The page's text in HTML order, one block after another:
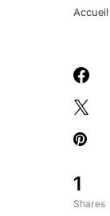
Accueil
1
Shares